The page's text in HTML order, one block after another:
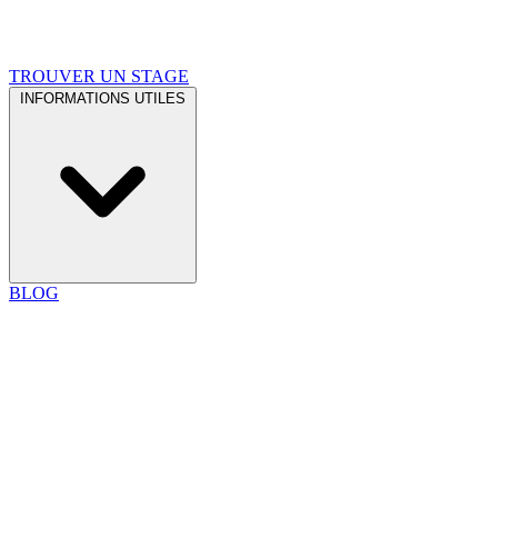
TROUVER UN STAGE
INFORMATIONS UTILES
BLOG